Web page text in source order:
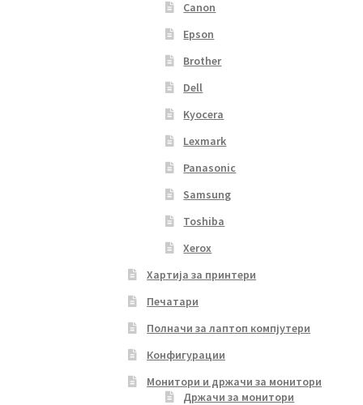
Canon
Epson
Brother
Dell
Kyocera
Lexmark
Panasonic
Samsung
Toshiba
Xerox
Хартија за принтери
Печатари
Полначи за лаптоп компјутери
Конфигурации
Монитори и држачи за монитори
Држачи за монитори